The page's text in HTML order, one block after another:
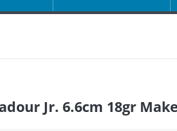
Jr. 6.6cm 18gr